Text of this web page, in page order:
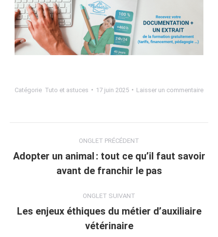
Catégorie Tuto et astuces 17 juin 2025 Laisser un commentaire
ONGLET PRÉCÉDENT
Adopter un animal : tout ce qu’il faut savoir
avant de franchir le pas
ONGLET SUIVANT
Les enjeux éthiques du métier d’auxiliaire
vétérinaire